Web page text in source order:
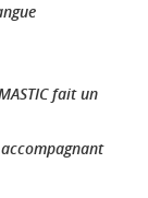
fait un